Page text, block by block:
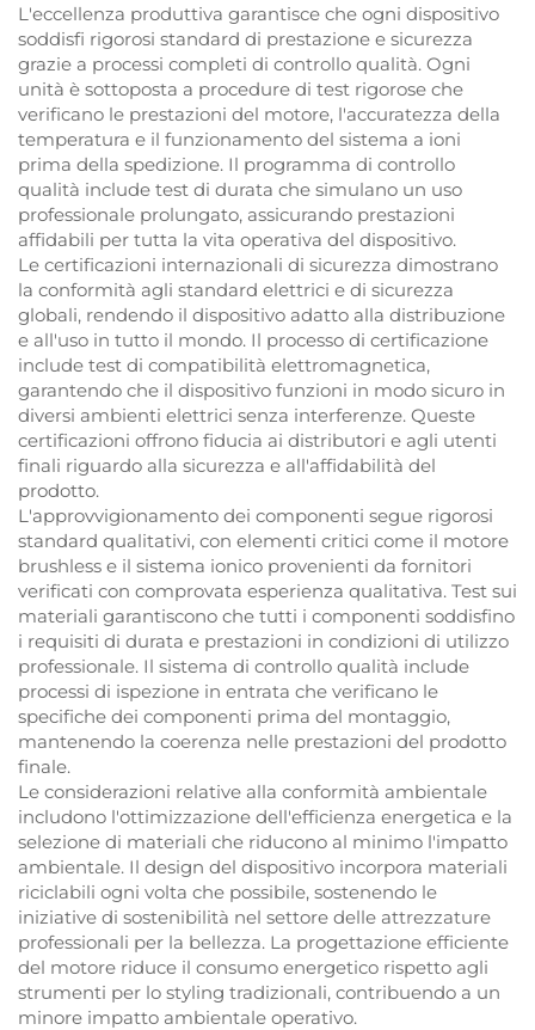
L'eccellenza produttiva garantisce che ogni dispositivo
soddisfi rigorosi standard di prestazione e sicurezza
grazie a processi completi di controllo qualità. Ogni
unità è sottoposta a procedure di test rigorose che
verificano le prestazioni del motore, l'accuratezza della
temperatura e il funzionamento del sistema a ioni
prima della spedizione. Il programma di controllo
qualità include test di durata che simulano un uso
professionale prolungato, assicurando prestazioni
affidabili per tutta la vita operativa del dispositivo.
Le certificazioni internazionali di sicurezza dimostrano
la conformità agli standard elettrici e di sicurezza
globali, rendendo il dispositivo adatto alla distribuzione
e all'uso in tutto il mondo. Il processo di certificazione
include test di compatibilità elettromagnetica,
garantendo che il dispositivo funzioni in modo sicuro in
diversi ambienti elettrici senza interferenze. Queste
certificazioni offrono fiducia ai distributori e agli utenti
finali riguardo alla sicurezza e all'affidabilità del
prodotto.
L'approvvigionamento dei componenti segue rigorosi
standard qualitativi, con elementi critici come il motore
brushless e il sistema ionico provenienti da fornitori
verificati con comprovata esperienza qualitativa. Test sui
materiali garantiscono che tutti i componenti soddisfino
i requisiti di durata e prestazioni in condizioni di utilizzo
professionale. Il sistema di controllo qualità include
processi di ispezione in entrata che verificano le
specifiche dei componenti prima del montaggio,
mantenendo la coerenza nelle prestazioni del prodotto
finale.
Le considerazioni relative alla conformità ambientale
includono l'ottimizzazione dell'efficienza energetica e la
selezione di materiali che riducono al minimo l'impatto
ambientale. Il design del dispositivo incorpora materiali
riciclabili ogni volta che possibile, sostenendo le
iniziative di sostenibilità nel settore delle attrezzature
professionali per la bellezza. La progettazione efficiente
del motore riduce il consumo energetico rispetto agli
strumenti per lo styling tradizionali, contribuendo a un
minore impatto ambientale operativo.